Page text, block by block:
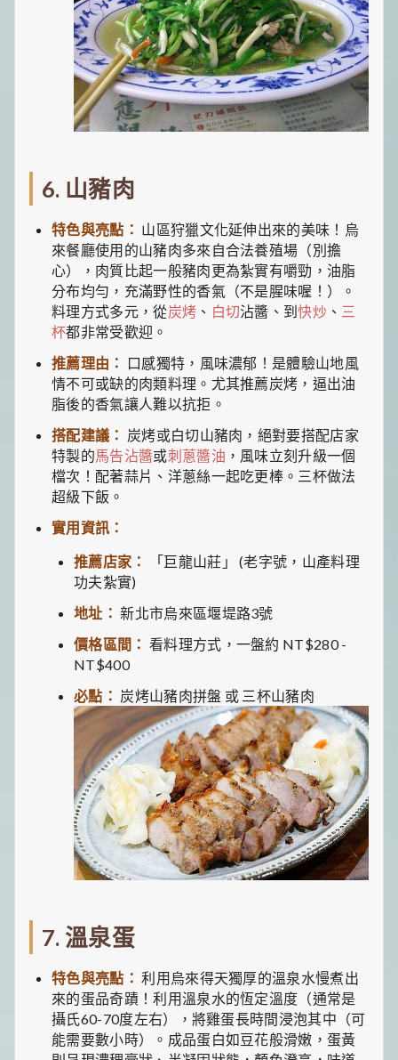
6. 山豬肉
特色與亮點： 山區狩獵文化延伸出來的美味！烏
來餐廳使用的山豬肉多來自合法養殖場（別擔
心），肉質比起一般豬肉更為紮實有嚼勁，油脂
分布均勻，充滿野性的香氣（不是腥味喔！）。
料理方式多元，從炭烤 、 白切沾醬、到快炒 、 三
杯都非常受歡迎。
推薦理由：
口感獨特，風味濃郁！是體驗山地風
情不可或缺的肉類料理。尤其推薦炭烤，逼出油
脂後的香氣讓人難以抗拒。
搭配建議： 炭烤或白切山豬肉，絕對要搭配店家
特製的馬告沾醬或刺蔥醬油 ，風味立刻升級一個
檔次！配著蒜片、洋蔥絲一起吃更棒。三杯做法
超級下飯。
實用資訊：
推薦店家：
「巨龍山莊」 (老字號，山產料理
功夫紮實)
地址： 新北市烏來區堰堤路3號
價格區間： 看料理方式，一盤約 NT$280 -
NT$400
必點： 炭烤山豬肉拼盤 或 三杯山豬肉
7. 溫泉蛋
特色與亮點： 利用烏來得天獨厚的溫泉水慢煮出
來的蛋品奇蹟！利用溫泉水的恆定溫度（通常是
攝氏60-70度左右），將雞蛋長時間浸泡其中（可
能需要數小時）。成品蛋白如豆花般滑嫩，蛋黃